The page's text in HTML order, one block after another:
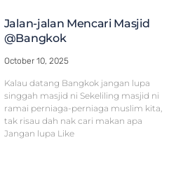
Jalan-jalan Mencari Masjid
@Bangkok
October 10, 2025
Kalau datang Bangkok jangan lupa
singgah masjid ni Sekeliling masjid ni
ramai perniaga-perniaga muslim kita,
tak risau dah nak cari makan apa
Jangan lupa Like